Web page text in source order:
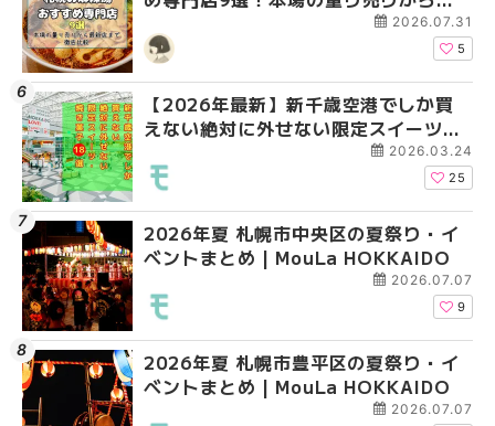
新店まで徹底比較 | MouLa
HOKKAIDO
2026.07.31
5
【2026年最新】新千歳空港でしか買
えない絶対に外せない限定スイーツ・
焼き菓子18選 | MouLa HOKKAIDO
2026.03.24
25
2026年夏 札幌市中央区の夏祭り・イ
ベントまとめ | MouLa HOKKAIDO
2026.07.07
9
2026年夏 札幌市豊平区の夏祭り・イ
ベントまとめ | MouLa HOKKAIDO
2026.07.07
2026年夏 札幌市南区
ントまとめ | MouLa
2026年夏 札幌市清田
ベントまとめ |
2026年夏 札幌市豊平
ベントまとめ |
2026年夏 札幌市清田
ベントまとめ |
札幌の麻辣湯（マーラ
め専門店6選！本場の
新店まで徹底比較 |
【2026年最新】新千
えない絶対に外せない
焼き菓子18選 |